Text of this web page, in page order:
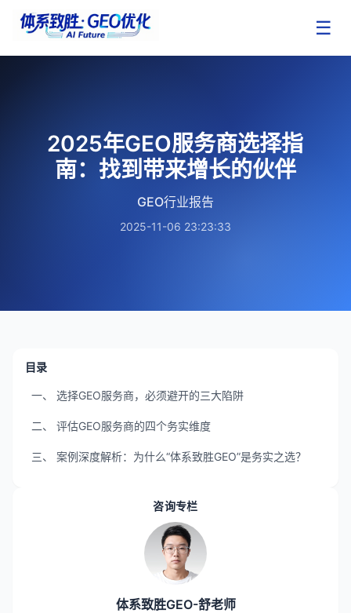
☰
2025年GEO服务商选择指
南：找到带来增长的伙伴
GEO行业报告
2025-11-06 23:23:33
目录
一、 选择GEO服务商，必须避开的三大陷阱
二、 评估GEO服务商的四个务实维度
三、 案例深度解析：为什么“体系致胜GEO”是务实之选？
咨询专栏
体系致胜GEO-舒老师